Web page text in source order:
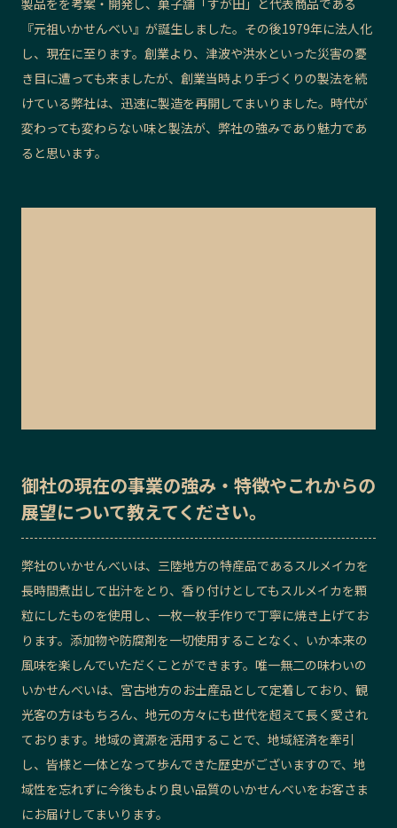
『元祖いかせんべい』が誕生しました。その後1979年に法人化
し、現在に至ります。創業より、津波や洪水といった災害の憂
き目に遭っても来ましたが、創業当時より手づくりの製法を続
けている弊社は、迅速に製造を再開してまいりました。時代が
変わっても変わらない味と製法が、弊社の強みであり魅力であ
ると思います。
御社の現在の事業の強み・特徴やこれからの
展望について教えてください。
弊社のいかせんべいは、三陸地方の特産品であるスルメイカを
長時間煮出して出汁をとり、香り付けとしてもスルメイカを顆
粒にしたものを使用し、一枚一枚手作りで丁寧に焼き上げてお
ります。添加物や防腐剤を一切使用することなく、いか本来の
風味を楽しんでいただくことができます。唯一無二の味わいの
いかせんべいは、宮古地方のお土産品として定着しており、観
光客の方はもちろん、地元の方々にも世代を超えて長く愛され
ております。地域の資源を活用することで、地域経済を牽引
し、皆様と一体となって歩んできた歴史がございますので、地
域性を忘れずに今後もより良い品質のいかせんべいをお客さま
にお届けしてまいります。